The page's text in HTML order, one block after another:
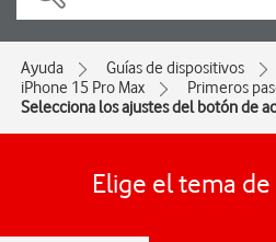
Ayuda Guías de dispositivos
iPhone 15 Pro Max
Primeros
Selecciona los ajustes del botón de
Elige el tema